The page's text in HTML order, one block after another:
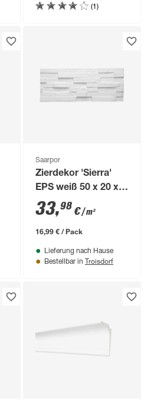
(1)
Saarpor
Zierdekor 'Sierra'
EPS weiß 50 x 20 x
0,1 cm
33,98 €/ m²
16,99 € / Pack
Lieferung nach Hause
Bestellbar in Troisdorf